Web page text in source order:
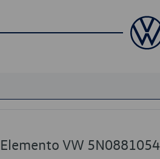
Elemento VW 5N0881054